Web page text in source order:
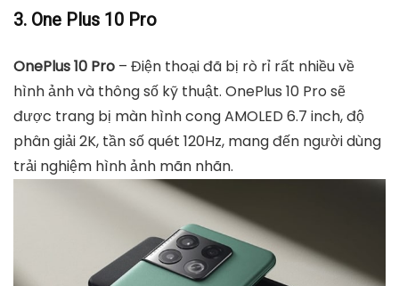
3. One Plus 10 Pro
OnePlus 10 Pro – Điện thoại đã bị rò rỉ rất nhiều về
hình ảnh và thông số kỹ thuật. OnePlus 10 Pro sẽ
được trang bị màn hình cong AMOLED 6.7 inch, độ
phân giải 2K, tần số quét 120Hz, mang đến người dùng
trải nghiệm hình ảnh mãn nhãn.